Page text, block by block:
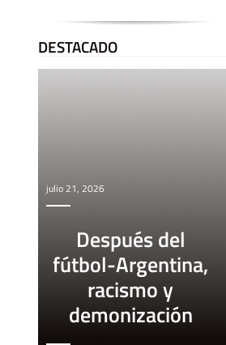
DESTACADO
julio 21, 2026
Después del
fútbol-Argentina,
racismo y
demonización
estamos
agotadas